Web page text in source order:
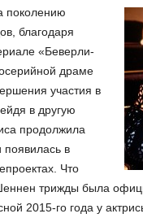
поколению
благодаря
«Беверли-
драме
участия в
в другую
продолжила
появилась в
Что
трижды была
2015-го года у